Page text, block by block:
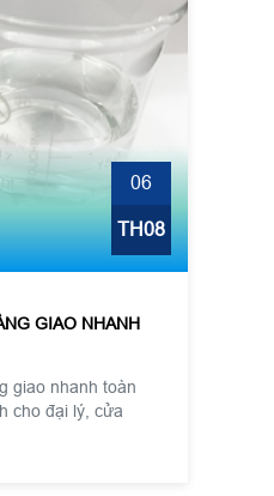
06
TH08
GIAO NHANH
giao nhanh toàn
cho đại lý, cửa